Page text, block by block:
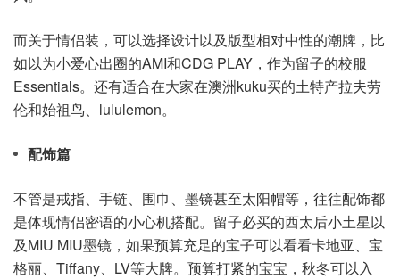
而关于情侣装，可以选择设计以及版型相对中性的潮牌，比
如以为小爱心出圈的AMI和CDG PLAY，作为留子的校服
Essentials。还有适合在大家在澳洲kuku买的土特产拉夫劳
伦和始祖鸟、lululemon。
配饰篇
不管是戒指、手链、围巾、墨镜甚至太阳帽等，往往配饰都
是体现情侣密语的小心机搭配。留子必买的西太后小土星以
及MIU MIU墨镜，如果预算充足的宝子可以看看卡地亚、宝
格丽、Tiffany、LV等大牌。预算打紧的宝宝，秋冬可以入